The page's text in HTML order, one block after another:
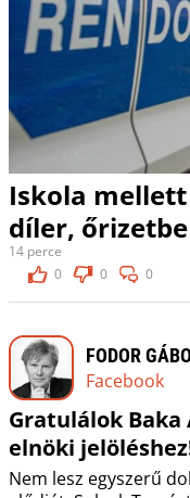
Iskola
díler,
14 perce
0
0 0
FODOR
Facebook
Gratulálok Baka
elnöki
Nem lesz egyszerű